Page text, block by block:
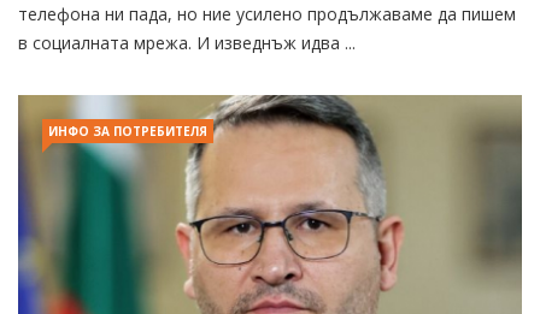
телефона ни пада, но ние усилено продължаваме да пишем
в социалната мрежа. И изведнъж идва ...
ИНФО ЗА ПОТРЕБИТЕЛЯ